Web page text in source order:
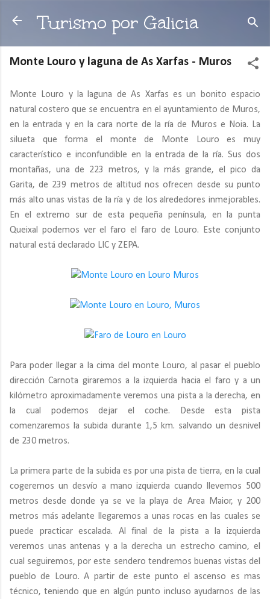
Ir al contenido principal
Turismo por Galicia
Monte Louro y laguna de As Xarfas - Muros
Monte Louro y la laguna de As Xarfas es un bonito espacio
natural costero que se encuentra en el ayuntamiento de Muros,
en la entrada y en la cara norte de la ría de Muros e Noia. La
silueta que forma el monte de Monte Louro es muy
característico e inconfundible en la entrada de la ría. Sus dos
montañas, una de 223 metros, y la más grande, el pico da
Garita, de 239 metros de altitud nos ofrecen desde su punto
más alto unas vistas de la ría y de los alrededores inmejorables.
En el extremo sur de esta pequeña península, en la punta
Queixal podemos ver el faro el faro de Louro. Este conjunto
natural está declarado LIC y ZEPA.
Para poder llegar a la cima del monte Louro, al pasar el pueblo
dirección Carnota giraremos a la izquierda hacia el faro y a un
kilómetro aproximadamente veremos una pista a la derecha, en
la cual podemos dejar el coche. Desde esta pista
comenzaremos la subida durante 1,5 km. salvando un desnivel
de 230 metros.
La primera parte de la subida es por una pista de tierra, en la cual
cogeremos un desvío a mano izquierda cuando llevemos 500
metros desde donde ya se ve la playa de Area Maior, y 200
metros más adelante llegaremos a unas rocas en las cuales se
puede practicar escalada. Al final de la pista a la izquierda
veremos unas antenas y a la derecha un estrecho camino, el
cual seguiremos, por este sendero tendremos buenas vistas del
pueblo de Louro. A partir de este punto el ascenso es mas
técnico, teniendo que en algún punto incluso ayudarnos de las